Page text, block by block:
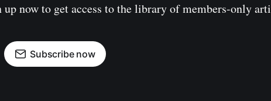
now to get access to the library of members-only
Subscribe now